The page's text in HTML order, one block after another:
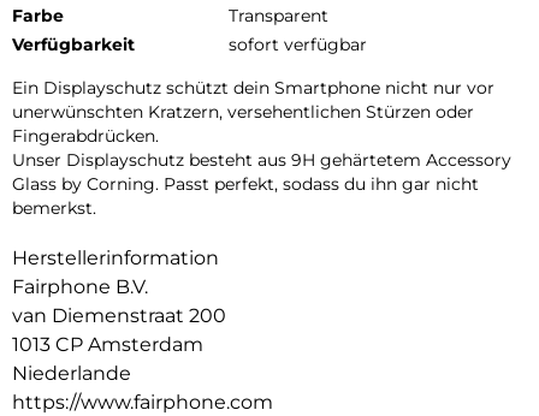
Farbe
Transparent
Verfügbarkeit
sofort verfügbar
Ein Displayschutz schützt dein Smartphone nicht nur vor
unerwünschten Kratzern, versehentlichen Stürzen oder
Fingerabdrücken.
Unser Displayschutz besteht aus 9H gehärtetem Accessory
Glass by Corning. Passt perfekt, sodass du ihn gar nicht
bemerkst.
Herstellerinformation
Fairphone B.V.
van Diemenstraat 200
1013 CP Amsterdam
Niederlande
https://www.fairphone.com